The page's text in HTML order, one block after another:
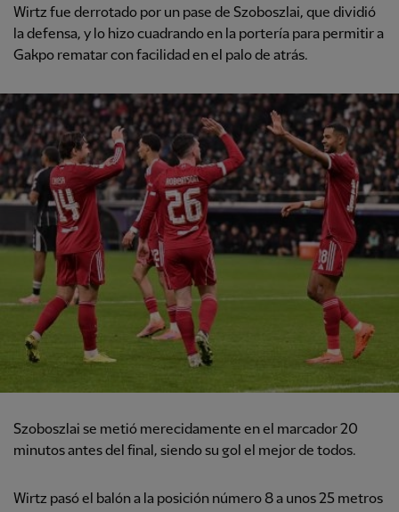
Wirtz fue derrotado por un pase de Szoboszlai, que dividió
la defensa, y lo hizo cuadrando en la portería para permitir a
Gakpo rematar con facilidad en el palo de atrás.
Szoboszlai se metió merecidamente en el marcador 20
minutos antes del final, siendo su gol el mejor de todos.
Wirtz pasó el balón a la posición número 8 a unos 25 metros